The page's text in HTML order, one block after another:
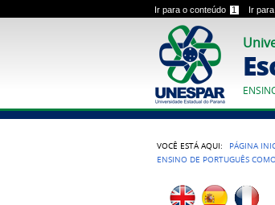
Ir para o conteúdo 1 Ir
VOCÊ ESTÁ AQUI: PÁGINA
ENSINO DE PORTUGUÊS